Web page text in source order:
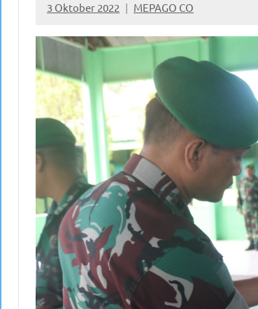
3 Oktober 2022 MEPAGO CO
No
comments